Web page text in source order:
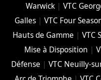
Warwick |VTC
Galles| VTC Four
Hauts de Gamme | VTC
Mise à Disposition |
Défense |VTC Neuilly-